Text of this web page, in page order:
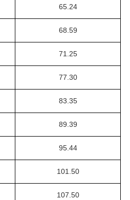
65.24
68.59
71.25
77.30
83.35
89.39
95.44
101.50
107.50